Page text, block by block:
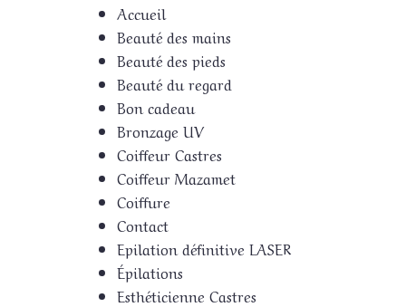
Accueil
Beauté des mains
Beauté des pieds
Beauté du regard
Bon cadeau
Bronzage UV
Coiffeur Castres
Coiffeur Mazamet
Coiffure
Contact
Epilation définitive LASER
Épilations
Esthéticienne Castres